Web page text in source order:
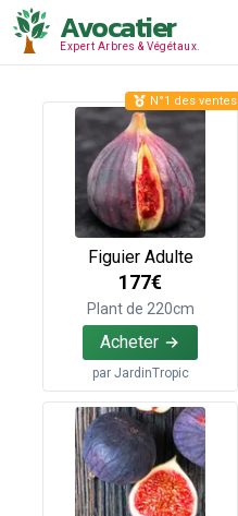
Avocatier
Expert Arbres & Végétaux.
Figuier Adulte
177€
Plant de 220cm
Acheter
par JardinTropic
N°1 des ventes